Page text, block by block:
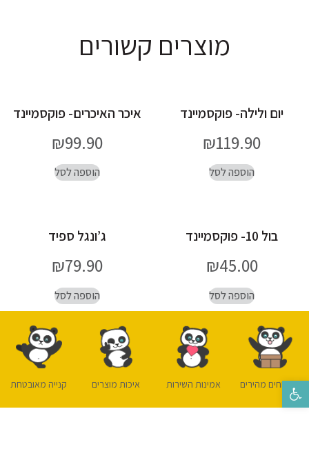
פתח סרגל נגישות
מוצרים קשורים
יום ולילה- פוקסמיינד
₪119.90
הוספה לסל
איכר האיכרים- פוקסמיינד
₪99.90
הוספה לסל
בול 10- פוקסמיינד
₪45.00
הוספה לסל
ג’ונגל ספיד
₪79.90
הוספה לסל
משלוחים מהירים אמינות השירות איכות מוצרים קנייה מאובטחת